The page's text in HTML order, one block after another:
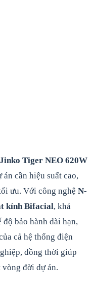
Tiger NEO 620W
cần hiệu suất cao,
ưu. Với công nghệ N-
kính Bifacial, khả
bảo hành dài hạn,
cả hệ thống điện
đồng thời giúp
đời dự án.